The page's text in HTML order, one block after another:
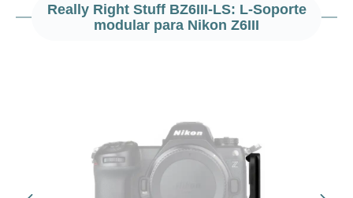
Really Right Stuff BZ6III-LS: L-Soporte
modular para Nikon Z6III